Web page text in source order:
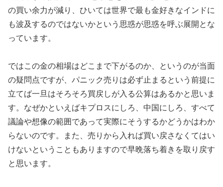
の買い余力が減り、ひいては世界で最も金好きなインドに
も波及するのではないかという思惑が思惑を呼ぶ展開とな
っています。
ではこの金の相場はどこまで下がるのか、というのが当面
の疑問点ですが、パニック売りは必ず止まるという前提に
立てば一旦はそろそろ買戻しが入る公算はあるかと思いま
す。なぜかといえばキプロスにしろ、中国にしろ、すべて
議論や想像の範囲であって実際にそうするかどうかはわか
らないのです。また、売りから入れば買い戻さなくてはい
けないということもありますので早晩落ち着きを取り戻す
と思います。